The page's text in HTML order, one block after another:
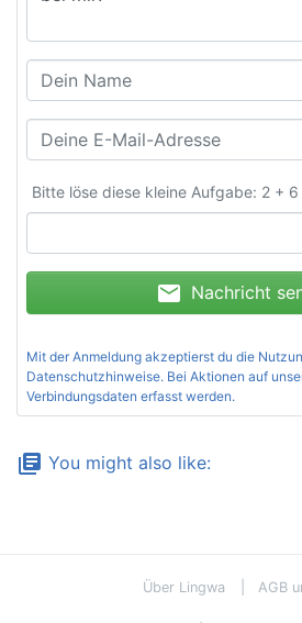
Bitte löse diese kleine Aufgabe: 2 + 6
mail Nachricht
Mit der Anmeldung akzeptierst du die
Datenschutzhinweise. Bei Aktionen auf
Verbindungsdaten erfasst werden.
library_books You might also like:
Über Lingwa AGB